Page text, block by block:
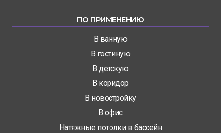
ПО ПРИМЕНЕНИЮ
В ванную
В гостиную
В детскую
В коридор
В новостройку
В офис
Натяжные потолки в бассейн